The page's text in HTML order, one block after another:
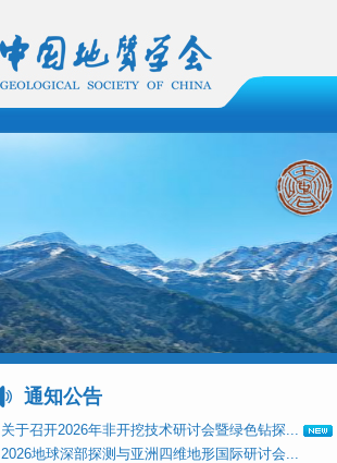
通知公告
关于召开2026年非开挖技术研讨会暨绿色钻探...
2026地球深部探测与亚洲四维地形国际研讨会...